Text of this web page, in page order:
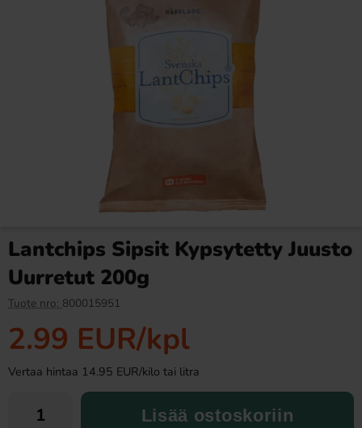
Tiger Perunasipsit Chili &
Sitruuna 70g
Osta
Mac Heaven Cheddar 184g
Lantchips Sipsit Kypsytetty Juusto
Uurretut 200g
Tuote nro: 800015951
2.99 EUR/kpl
Vertaa hintaa 14.95 EUR/kilo tai litra
Lisää ostoskoriin